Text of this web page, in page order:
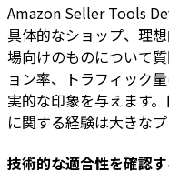
Amazon Seller Tools
具体的なショップ、理
場向けのものについて
ョン率、トラフィック
実的な印象を与えます
に関する経験は大きなプ
技術的な適合性を確認